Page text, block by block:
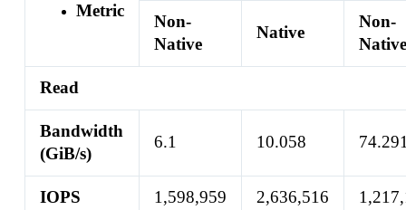
Metric
Non-
Native
Native
Non-
Native
Read
Bandwidth
(GiB/s)
6.1 10.058
IOPS 1,598,959 2,636,516